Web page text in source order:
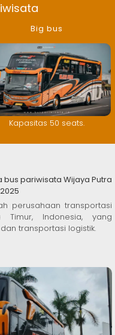
Big bus
Kapasitas 50 seats.
pariwisata Wijaya Putra
perusahaan transportasi
Indonesia, yang
transportasi logistik.